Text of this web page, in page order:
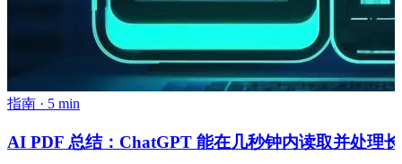
指南 · 5 min
AI PDF 总结：ChatGPT 能在几秒钟内读取并处理